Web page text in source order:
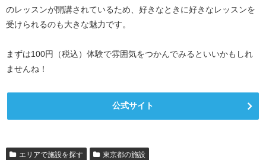
のレッスンが開講されているため、好きなときに好きなレッスンを
受けられるのも大きな魅力です。
まずは100円（税込）体験で雰囲気をつかんでみるといいかもしれ
ませんね！
公式サイト
エリアで施設を探す 東京都の施設